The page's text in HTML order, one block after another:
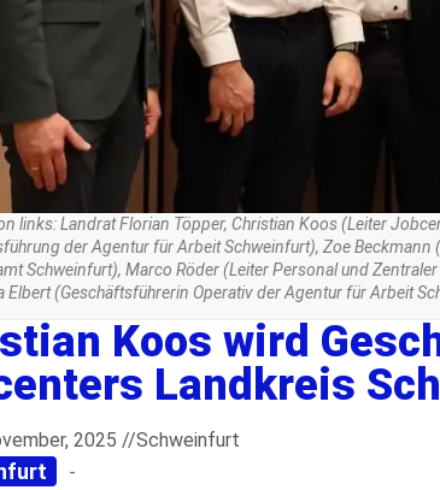
links: Landrat Florian Töpper, Christian Koos (Leiter
der Agentur für Arbeit Schweinfurt), Zoe
Schweinfurt), Marco Röder (Leiter Personal und
Elbert (Geschäftsführerin Operativ der Agentur für Arbeit
Koos wird
Landkreis
2025 //Schweinfurt
-